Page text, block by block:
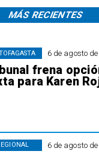
6 de agosto
frena
para Karen
6 de agosto
MÁS RECIENTES